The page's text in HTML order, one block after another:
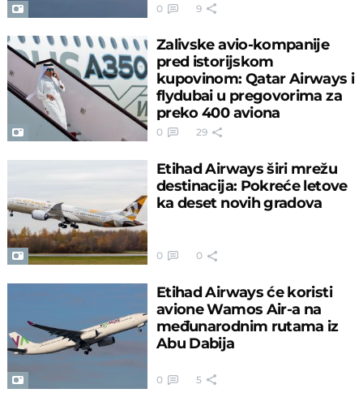
0 9
Zalivske avio-kompanije
pred istorijskom
kupovinom: Qatar Airways i
flydubai u pregovorima za
preko 400 aviona
0 29
Etihad Airways širi mrežu
destinacija: Pokreće letove
ka deset novih gradova
0 0
Etihad Airways će koristi
avione Wamos Air-a na
međunarodnim rutama iz
Abu Dabija
0 5